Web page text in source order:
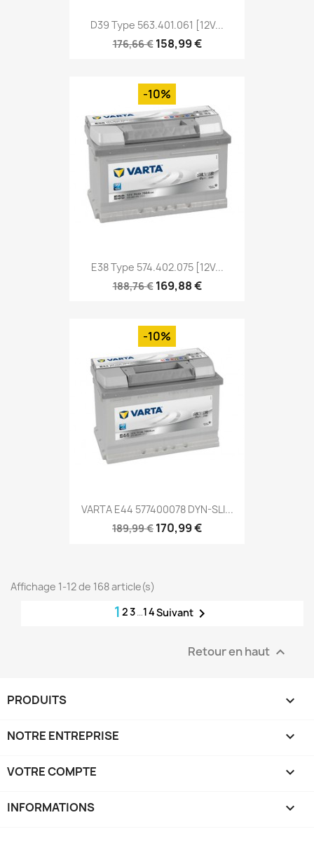
D39 Type 563.401.061 [12V...
176,66 € 158,99 €
E38 Type 574.402.075 [12V...
188,76 € 169,88 €
-10%
VARTA E44 577400078 DYN-SLI...
189,99 € 170,99 €
-10%
Affichage 1-12 de 168 article(s)
1 23…14Suivant 
Retour en haut 
PRODUITS 
NOTRE ENTREPRISE 
VOTRE COMPTE 
INFORMATIONS keyboard_arrow_down